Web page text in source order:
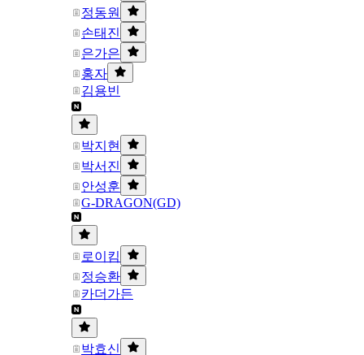
정동원
손태진
은가은
홍자
김용빈
박지현
박서진
안성훈
G-DRAGON(GD)
로이킴
정승환
카더가든
박효신